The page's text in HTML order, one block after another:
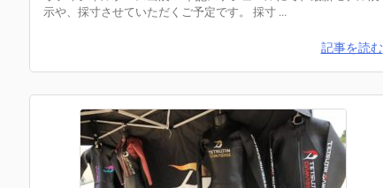
示や、採寸させていただくご予定です。 採寸 ...
記事を読む